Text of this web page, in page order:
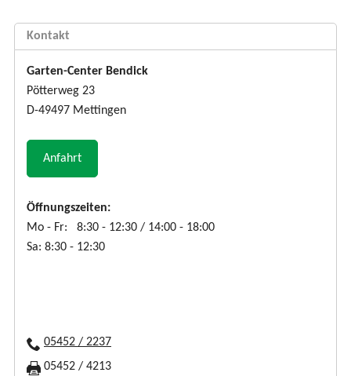
Kontakt
Garten-Center Bendick
Pötterweg 23
D-49497 Mettingen
Anfahrt
Öffnungszeiten:
Mo - Fr: 8:30 - 12:30 / 14:00 - 18:00
Sa: 8:30 - 12:30
05452 / 2237
05452 / 4213